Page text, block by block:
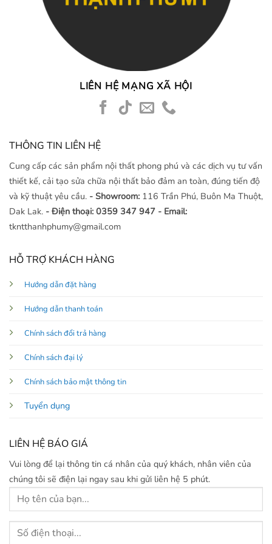
LIÊN HỆ MẠNG XÃ HỘI
THÔNG TIN LIÊN HỆ
Cung cấp các sản phẩm nội thất phong phú và các dịch vụ tư vấn
thiết kế, cải tạo sửa chữa nội thất bảo đảm an toàn, đúng tiến độ
và kỹ thuật yêu cầu. - Showroom: 116 Trần Phú, Buôn Ma Thuột,
Dak Lak. - Điện thoại: 0359 347 947 - Email:
tkntthanhphumy@gmail.com
HỖ TRỢ KHÁCH HÀNG
Hướng dẫn đặt hàng
Hướng dẫn thanh toán
Chính sách đổi trả hàng
Chính sách đại lý
Chính sách bảo mật thông tin
Tuyển dụng
LIÊN HỆ BÁO GIÁ
Vui lòng để lại thông tin cá nhân của quý khách, nhân viên của
chúng tôi sẽ điện lại ngay sau khi gửi liên hệ 5 phút.